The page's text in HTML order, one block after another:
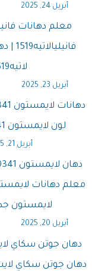
أبريل 24, 2025
معلم دهانات
لاتيه1519
أبريل 23, 2025
لون لايمستون 10341مخفف
أبريل 21, 2025
معلم دهانات
لايمستون جده
أبريل 20, 2025
دهان جوتن سكاي